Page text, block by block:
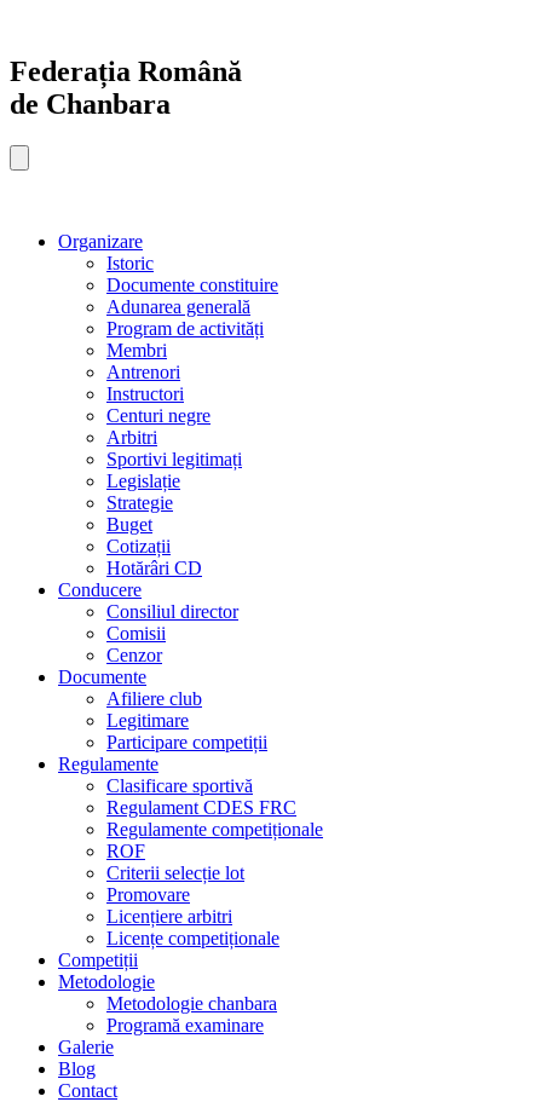
conținut
Federația Română
de Chanbara
Organizare
Istoric
Documente constituire
Adunarea generală
Program de activități
Membri
Antrenori
Instructori
Centuri negre
Arbitri
Sportivi legitimați
Legislație
Strategie
Buget
Cotizații
Hotărâri CD
Conducere
Consiliul director
Comisii
Cenzor
Documente
Afiliere club
Legitimare
Participare competiții
Regulamente
Clasificare sportivă
Regulament CDES FRC
Regulamente competiționale
ROF
Criterii selecție lot
Promovare
Licențiere arbitri
Licențe competiționale
Competiții
Metodologie
Metodologie chanbara
Programă examinare
Galerie
Blog
Contact